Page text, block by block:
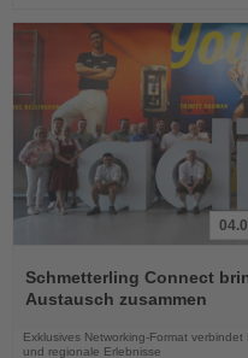
Sie
die
Schmetterling Connect
Austausch zusammen
Exklusives Networking-Format
und regionale Erlebnisse